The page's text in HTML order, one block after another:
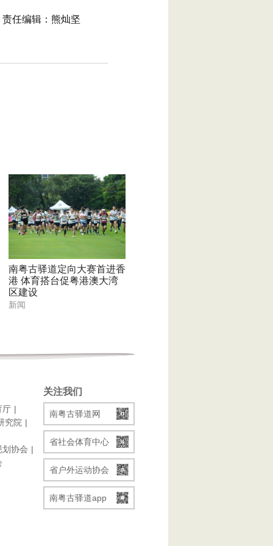
责任编辑：熊灿坚
南粤古驿道定向大赛首进香
港 体育搭台促粤港澳大湾
区建设
新闻
关注我们
南粤古驿道网
省社会体育中心
省户外运动协会
南粤古驿道app
厅
究院
划协会